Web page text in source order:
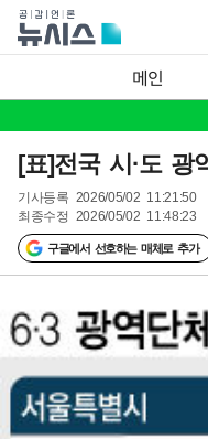
메인
[표]전국 시·도 광
기사등록 2026/05/02 11:21:50
최종수정 2026/05/02 11:48:23
구글에서 선호하는 매체로 추가